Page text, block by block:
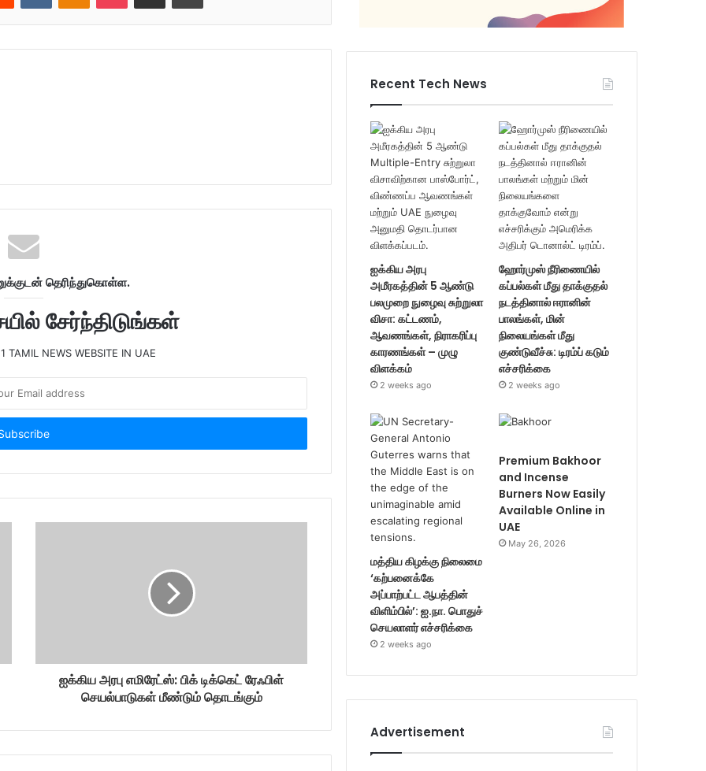
தெரிந்துகொள்ள.
சேர்ந்திடுங்கள்
TAMIL NEWS WEBSITE IN UAE
ஐக்கிய அரபு எமிரேட்ஸ்: பிக் டிக்கெட் ரேஃபிள்
செயல்பாடுகள் மீண்டும் தொடங்கும்
Recent Tech News
ஐக்கிய அரபு
அமீரகத்தின் 5 ஆண்டு
பலமுறை நுழைவு சுற்றுலா
விசா: கட்டணம்,
ஆவணங்கள், நிராகரிப்பு
காரணங்கள் – முழு
விளக்கம்
2 weeks ago
ஹோர்முஸ் நீரிணையில்
கப்பல்கள் மீது தாக்குதல்
நடத்தினால் ஈரானின்
பாலங்கள், மின்
நிலையங்கள் மீது
குண்டுவீச்சு: டிரம்ப் கடும்
எச்சரிக்கை
2 weeks ago
மத்திய கிழக்கு நிலைமை
‘கற்பனைக்கே
அப்பாற்பட்ட ஆபத்தின்
விளிம்பில்’: ஐ.நா. பொதுச்
செயலாளர் எச்சரிக்கை
2 weeks ago
Premium Bakhoor
and Incense
Burners Now Easily
Available Online in
UAE
May 26, 2026
Advertisement